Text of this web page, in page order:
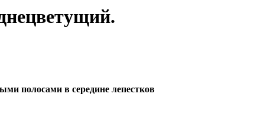
полосами в середине лепестков